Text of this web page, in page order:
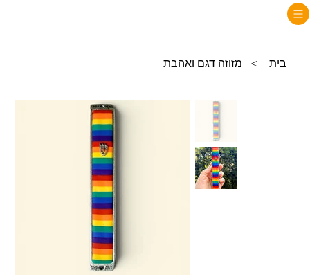
בית > מזוזה דגם ואהבת